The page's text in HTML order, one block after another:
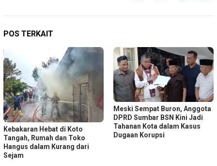
POS TERKAIT
Kebakaran Hebat di Koto
Tangah, Rumah dan Toko
Hangus dalam Kurang dari
Sejam
Meski Sempat Buron, Anggota
DPRD Sumbar BSN Kini Jadi
Tahanan Kota dalam Kasus
Dugaan Korupsi